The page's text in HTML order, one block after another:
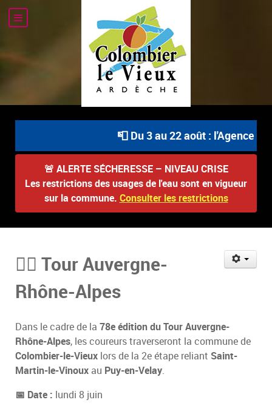
📮 Du 3 au 22 août : l'Agence
🚨 ALERTE SÉCHERESSE – NIVEAU CRISE
Les restrictions des usages de l'eau sont en vigueur
sur la commune. Consulter les restrictions
🚴‍♂️ Tour Auvergne-
Rhône-Alpes
Dans le cadre de la 78e édition du Tour Auvergne-
Rhône-Alpes, les coureurs traverseront la commune de
Colombier-le-Vieux lors de la 2e étape reliant Saint-
Martin-le-Vinoux au Puy-en-Velay.
📅 Date : lundi 8 juin